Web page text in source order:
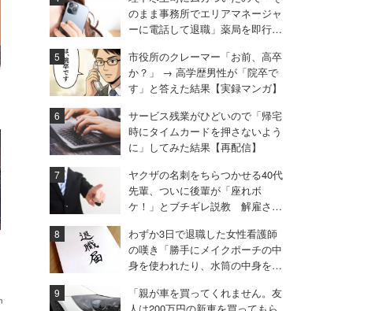
のまま事務所でエリアマネージャ
ーに電話して退職」薬局を即行で
市役所のクレーマー「お前、高卒
か？」 → 高学歴男性が「院卒で
す」と答えた結果【実録マンガ】
サービス残業がひどいので「帰宅
時にタイムカードを押さないよう
に」してみた結果【再配信】
ヤクザの名刺をちらつかせる40代
先輩、ついに後輩が「座れボ
ケ！」とブチギレ説教 解雇され
わずか3日で退職した女性看護師
の嘆き「勝手にメイクポーチの中
身を使われたり、水筒の中身を捨
「親が車を買ってくれません。友